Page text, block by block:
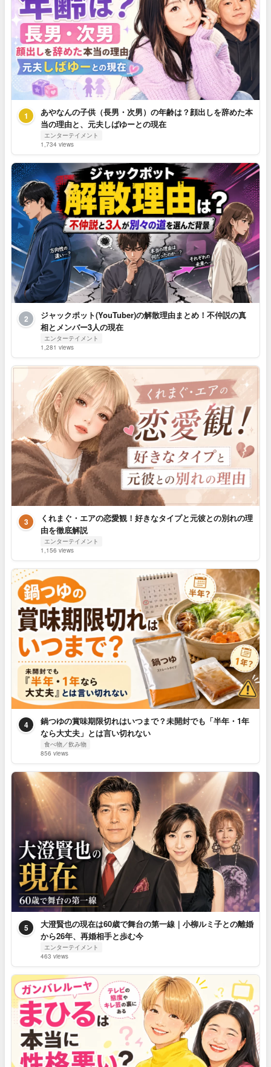
1
あやなんの子供（長男・次男）の年齢は？顔出しを辞めた本
当の理由と、元夫しばゆーとの現在
エンターテイメント
1,734 views
2
ジャックポット(YouTuber)の解散理由まとめ！不仲説の真
相とメンバー3人の現在
エンターテイメント
1,281 views
3
くれまぐ・エアの恋愛観！好きなタイプと元彼との別れの理
由を徹底解説
エンターテイメント
1,156 views
4
鍋つゆの賞味期限切れはいつまで？未開封でも「半年・1年
なら大丈夫」とは言い切れない
食べ物／飲み物
856 views
5
大澄賢也の現在は60歳で舞台の第一線｜小柳ルミ子との離婚
から26年、再婚相手と歩む今
エンターテイメント
463 views